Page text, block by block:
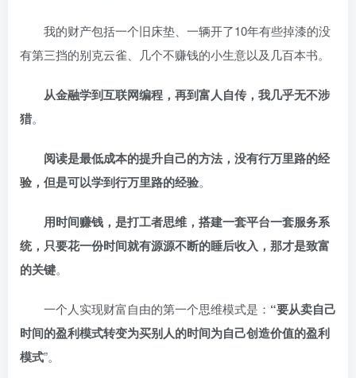
我的财产包括一个旧床垫、一辆开了10年有些掉漆的没
有第三挡的别克云雀、几个不赚钱的小生意以及几百本书。
从金融学到互联网编程，再到富人自传，我几乎无不涉
猎。
阅读是最低成本的提升自己的方法，没有行万里路的经
验，但是可以学到行万里路的经验。
用时间赚钱，是打工者思维，搭建一套平台一套服务系
统，只要花一份时间就有源源不断的睡后收入，那才是致富
的关键。
一个人实现财富自由的第一个思维模式是： “要从卖自己
时间的盈利模式转变为买别人的时间为自己创造价值的盈利
模式”。